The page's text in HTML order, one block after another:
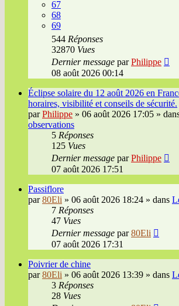
67
68
69
544 Réponses
32870 Vues
Dernier message parPhilippe
08 août 2026 00:14
Éclipse solaire du 12 août 2026 en
horaires, visibilité et conseils de sécurité.
parPhilippe » 06 août 2026 17:05 »
observations
5 Réponses
125 Vues
Dernier message parPhilippe
07 août 2026 17:51
Passiflore
par80Eli » 06 août 2026 18:24 » dans
7 Réponses
47 Vues
Dernier message par80Eli
07 août 2026 17:31
Poivrier de chine
par80Eli » 06 août 2026 13:39 » dans
3 Réponses
28 Vues